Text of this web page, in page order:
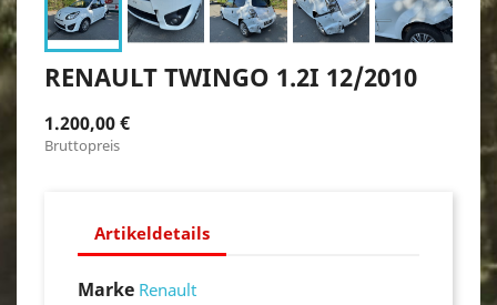
RENAULT TWINGO 1.2I 12/2010
1.200,00 €
Bruttopreis
Artikeldetails
Marke Renault